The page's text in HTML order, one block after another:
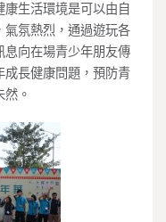
康生活環境是可以由自
氣氛熱烈，通過遊玩各
息向在場青少年朋友傳
成長健康問題，預防青
。